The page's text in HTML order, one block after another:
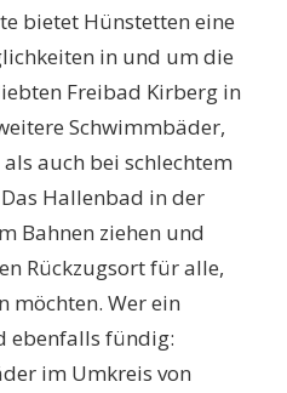
bietet Hünstetten eine
in und um die
Freibad Kirberg in
Schwimmbäder,
auch bei schlechtem
Hallenbad in der
Bahnen ziehen und
Rückzugsort für alle,
möchten. Wer ein
ebenfalls fündig:
im Umkreis von